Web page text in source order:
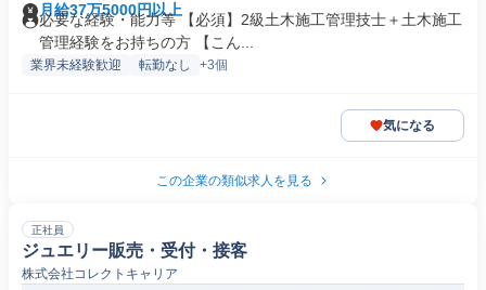
月給37万5000円以上
必要な経験・能力等 【必須】2級土木施工管理技士＋土木施工
管理経験をお持ちの方 【こん...
業界未経験歓迎 転勤なし +3個
気になる
この企業の類似求人を見る
正社員
ジュエリー販売・受付・接客
株式会社コレクトキャリア